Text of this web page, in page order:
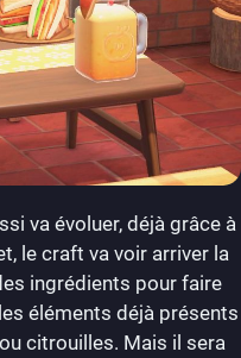
va évoluer, déjà grâce à
le craft va voir arriver la
ingrédients pour faire
éléments déjà présents
citrouilles. Mais il sera